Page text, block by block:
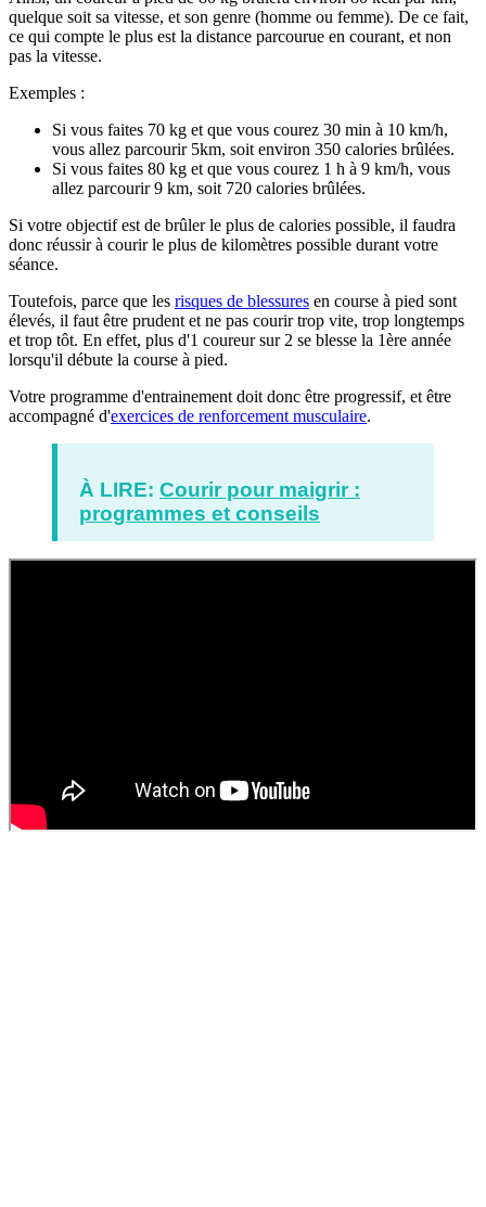
quelque soit sa vitesse, et son genre (homme ou femme). De ce fait,
ce qui compte le plus est la distance parcourue en courant, et non
pas la vitesse.
Exemples :
Si vous faites 70 kg et que vous courez 30 min à 10 km/h,
vous allez parcourir 5km, soit environ 350 calories brûlées.
Si vous faites 80 kg et que vous courez 1 h à 9 km/h, vous
allez parcourir 9 km, soit 720 calories brûlées.
Si votre objectif est de brûler le plus de calories possible, il faudra
donc réussir à courir le plus de kilomètres possible durant votre
séance.
Toutefois, parce que les risques de blessures en course à pied sont
élevés, il faut être prudent et ne pas courir trop vite, trop longtemps
et trop tôt. En effet, plus d'1 coureur sur 2 se blesse la 1ère année
lorsqu'il débute la course à pied.
Votre programme d'entrainement doit donc être progressif, et être
accompagné d'exercices de renforcement musculaire.
À LIRE: Courir pour maigrir :
programmes et conseils